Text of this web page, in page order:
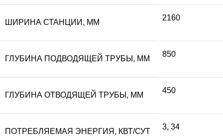
ШИРИНА СТАНЦИИ, ММ
2160
ГЛУБИНА ПОДВОДЯЩЕЙ ТРУБЫ, ММ
850
ГЛУБИНА ОТВОДЯЩЕЙ ТРУБЫ, ММ
450
ПОТРЕБЛЯЕМАЯ ЭНЕРГИЯ, КВТ/СУТ
3, 34